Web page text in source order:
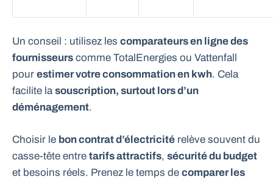
Un conseil : utilisez les comparateurs en ligne des
fournisseurs comme TotalEnergies ou Vattenfall
pour estimer votre consommation en kwh. Cela
facilite lasouscription, surtout lors d’un
déménagement.
Choisir le bon contrat d’électricité relève souvent du
casse-tête entre tarifs attractifs, sécurité du budget
et besoins réels. Prenez le temps de comparer les